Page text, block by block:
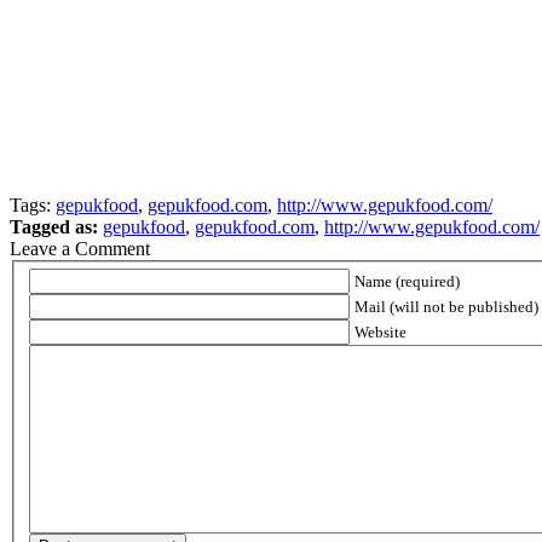
Tags: gepukfood, gepukfood.com, http://www.gepukfood.com/
Tagged as: gepukfood, gepukfood.com, http://www.gepukfood.com/
Leave a Comment
Name (required)
Mail (will not be published)
Website